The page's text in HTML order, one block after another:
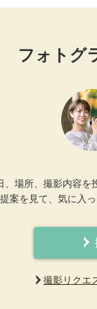
フォトグ
、場所、撮影内容を
提案を見て、気に入
撮影リクエ